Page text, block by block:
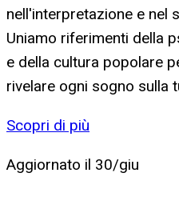
nell'interpretazione e nel
Uniamo riferimenti della
e della cultura popolare
rivelare ogni sogno sulla
Scopri di più
Aggiornato il 30/giu